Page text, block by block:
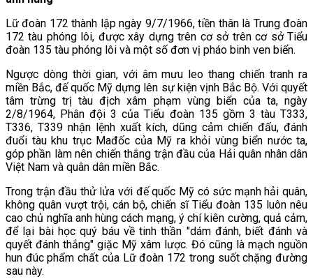
Lữ đoàn 172 thành lập ngày 9/7/1966, tiền thân là Trung đoàn
172 tàu phóng lôi, được xây dựng trên cơ sở trên cơ sở Tiểu
đoàn 135 tàu phóng lôi và một số đơn vị pháo binh ven biển.
Ngược dòng thời gian, với âm mưu leo thang chiến tranh ra
miền Bắc, đế quốc Mỹ dựng lên sự kiện vịnh Bắc Bộ. Với quyết
tâm trừng trị tàu địch xâm phạm vùng biển của ta, ngày
2/8/1964, Phân đội 3 của Tiểu đoàn 135 gồm 3 tàu T333,
T336, T339 nhận lệnh xuất kích, dũng cảm chiến đấu, đánh
đuổi tàu khu trục Mađốc của Mỹ ra khỏi vùng biển nước ta,
góp phần làm nên chiến thắng trận đầu của Hải quân nhân dân
Việt Nam và quân dân miền Bắc.
Trong trận đầu thử lửa với đế quốc Mỹ có sức mạnh hải quân,
không quân vượt trội, cán bộ, chiến sĩ Tiểu đoàn 135 luôn nêu
cao chủ nghĩa anh hùng cách mạng, ý chí kiên cường, quả cảm,
để lại bài học quý báu về tinh thần "dám đánh, biết đánh và
quyết đánh thắng" giặc Mỹ xâm lược. Đó cũng là mạch nguồn
hun đúc phẩm chất của Lữ đoàn 172 trong suốt chặng đường
sau này.